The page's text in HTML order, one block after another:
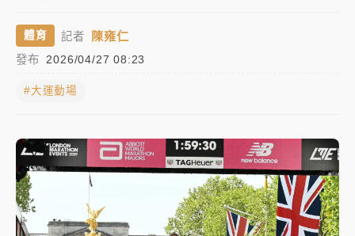
父親節泡湯了！中颱白海豚雨彈轟3天 「紅到發紫」降
雨熱區曝
女律師陳昱瑄詐慈濟10億！黃金158kg遭查扣畫面曝光
旅局回應了
中信慈善基金會想增加董事人數！辜仲諒向法院聲請遭
駁 理由曝光
故宮《龍藏經》特展第2檔！今線上預約開賣一度塞車
體育 記者 陳雍仁
發布 2026/04/27 08:23
#大運動場